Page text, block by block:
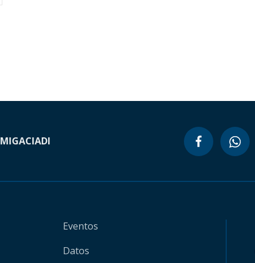
MIGACIADI
Eventos
Datos